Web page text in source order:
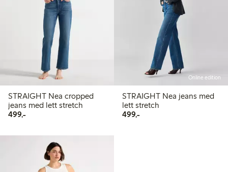
STRAIGHT Nea cropped
jeans med lett stretch
499,-499,00 kr
Online edition
STRAIGHT Nea jeans med
lett stretch
499,-499,00 kr